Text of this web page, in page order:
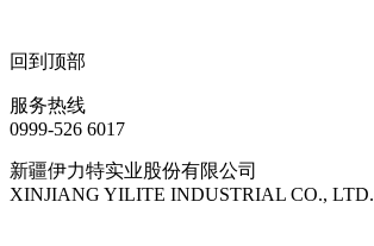
回到顶部
服务热线
0999-526 6017
新疆伊力特实业股份有限公司
XINJIANG YILITE INDUSTRIAL CO., LTD.